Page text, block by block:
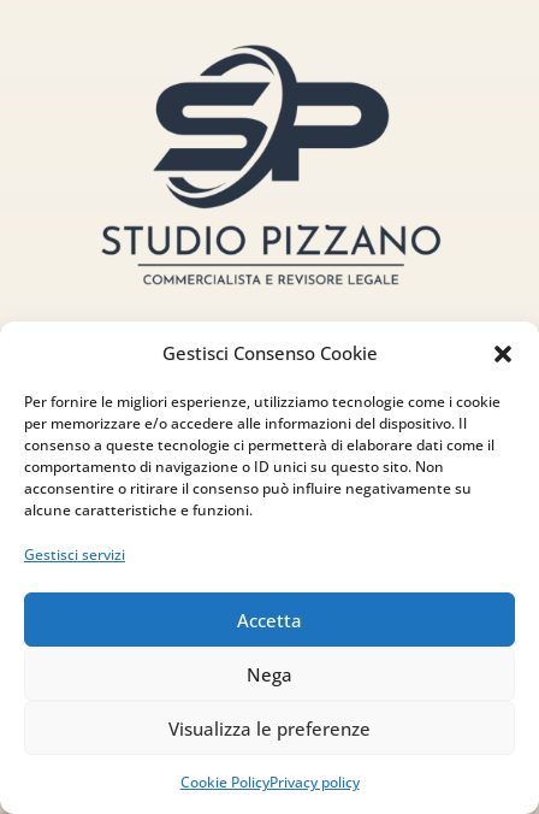
Gestisci Consenso Cookie
Per fornire le migliori esperienze, utilizziamo tecnologie come i cookie
per memorizzare e/o accedere alle informazioni del dispositivo. Il
consenso a queste tecnologie ci permetterà di elaborare dati come il
comportamento di navigazione o ID unici su questo sito. Non
acconsentire o ritirare il consenso può influire negativamente su
alcune caratteristiche e funzioni.
Gestisci servizi
Accetta
Nega
Visualizza le preferenze
Cookie PolicyPrivacy policy
Indirizzo
via Sant’Alessio, 5
83030 Venticano (AV)
info@studiopizzano.it
IT02754810642